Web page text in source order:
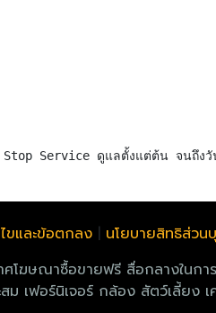
ขและข้อตกลง
นโยบายสิทธิส่วน
ศโฆษณาซื้อขายฟรี สื่อกลางในก
เฟอร์นิเจอร์ กล้อง สัตว์เลี้ยง เ